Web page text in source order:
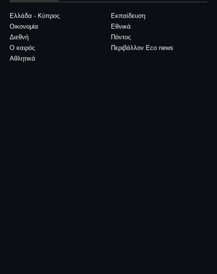
Ελλάδα - Κύπρος
Εκπαίδευση
Οικονομία
Εθνικά
Διεθνή
Πόντος
Ο καιρός
Περιβάλλον Eco news
Αθλητικά